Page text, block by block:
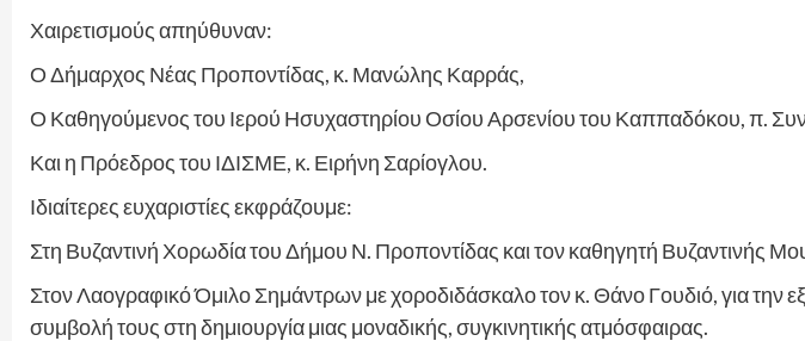
Χαιρετισμούς απηύθυναν:
Ο Δήμαρχος Νέας Προποντίδας, κ. Μανώλης Καρράς,
Ο Καθηγούμενος του Ιερού Ησυχαστηρίου Οσίου Αρσενίου του Καππαδόκου, π.
Και η Πρόεδρος του ΙΔΙΣΜΕ, κ. Ειρήνη Σαρίογλου.
Ιδιαίτερες ευχαριστίες εκφράζουμε:
Στη Βυζαντινή Χορωδία του Δήμου Ν. Προποντίδας και τον καθηγητή Βυζαντινής
Στον Λαογραφικό Όμιλο Σημάντρων με χοροδιδάσκαλο τον κ. Θάνο Γουδιό, για την
συμβολή τους στη δημιουργία μιας μοναδικής, συγκινητικής ατμόσφαιρας.